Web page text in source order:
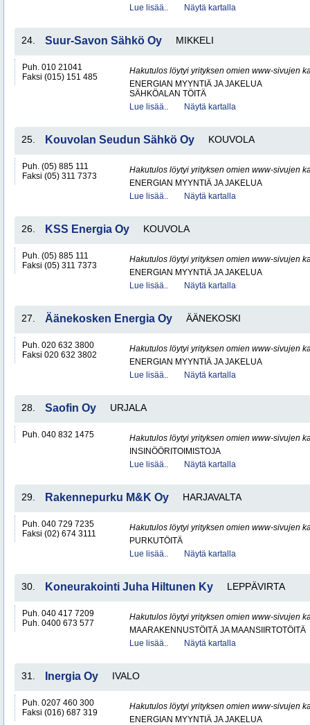
Lue lisää..
Näytä kartalla
24. Suur-Savon Sähkö Oy MIKKELI
Puh. 010 21041
Faksi (015) 151 485
Hakutulos löytyi yrityksen omien www-sivujen
ENERGIAN MYYNTIÄ JA JAKELUA
SÄHKÖALAN TÖITÄ
Lue lisää..
Näytä kartalla
25. Kouvolan Seudun Sähkö Oy KOUVOLA
Puh. (05) 885 111
Faksi (05) 311 7373
Hakutulos löytyi yrityksen omien www-sivujen
ENERGIAN MYYNTIÄ JA JAKELUA
Lue lisää..
Näytä kartalla
26. KSS Energia Oy KOUVOLA
Puh. (05) 885 111
Faksi (05) 311 7373
Hakutulos löytyi yrityksen omien www-sivujen
ENERGIAN MYYNTIÄ JA JAKELUA
Lue lisää..
Näytä kartalla
27. Äänekosken Energia Oy ÄÄNEKOSKI
Puh. 020 632 3800
Faksi 020 632 3802
Hakutulos löytyi yrityksen omien www-sivujen
ENERGIAN MYYNTIÄ JA JAKELUA
Lue lisää..
Näytä kartalla
28. Saofin Oy URJALA
Puh. 040 832 1475
Hakutulos löytyi yrityksen omien www-sivujen
INSINÖÖRITOIMISTOJA
Lue lisää..
Näytä kartalla
29. Rakennepurku M&K Oy HARJAVALTA
Puh. 040 729 7235
Faksi (02) 674 3111
Hakutulos löytyi yrityksen omien www-sivujen
PURKUTÖITÄ
Lue lisää..
Näytä kartalla
30. Koneurakointi Juha Hiltunen Ky LEPPÄVIRTA
Puh. 040 417 7209
Puh. 0400 673 577
Hakutulos löytyi yrityksen omien www-sivujen
MAARAKENNUSTÖITÄ JA MAANSIIRTOTÖITÄ
Lue lisää..
Näytä kartalla
31. Inergia Oy IVALO
Puh. 0207 460 300
Faksi (016) 687 319
Hakutulos löytyi yrityksen omien www-sivujen
ENERGIAN MYYNTIÄ JA JAKELUA